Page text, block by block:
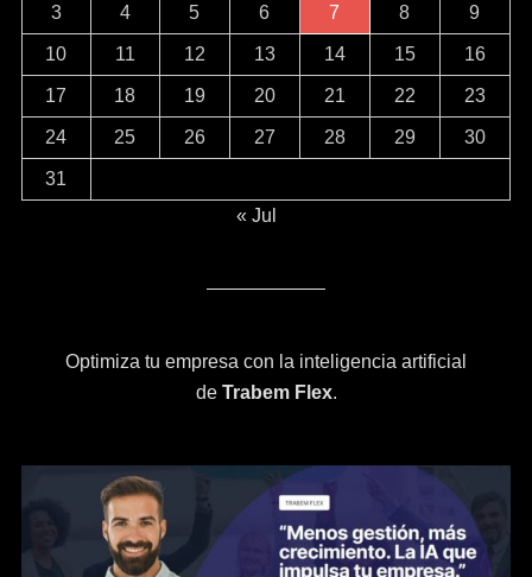
3 4 5 6 7 8 9
10 11 12 13 14 15 16
17 18 19 20 21 22 23
24 25 26 27 28 29 30
31
« Jul
Optimiza tu empresa con la inteligencia artificial
de Trabem Flex.